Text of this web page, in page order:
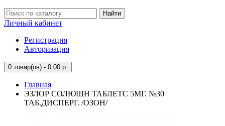
Найти
Личный кабинет
Регистрация
Авторизация
0 товар(ов) - 0.00 р.
Главная
ЭЗЛОР СОЛЮШН ТАБЛЕТС 5МГ. №30
ТАБ.ДИСПЕРГ. /ОЗОН/